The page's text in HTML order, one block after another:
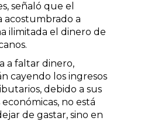
señaló que el
acostumbrado a
ilimitada el dinero de
a faltar dinero,
cayendo los ingresos
debido a sus
no está
de gastar, sino en